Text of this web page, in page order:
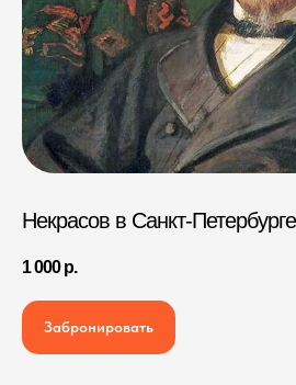
Некрасов в Санкт-Петербурге
1 000 р.
Забронировать